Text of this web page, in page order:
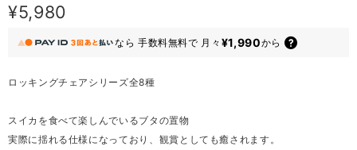
¥5,980
なら 手数料無料で 月々 ¥1,990から
ロッキングチェアシリーズ全8種
スイカを食べて楽しんでいるブタの置物
実際に揺れる仕様になっており、観賞としても癒されます。